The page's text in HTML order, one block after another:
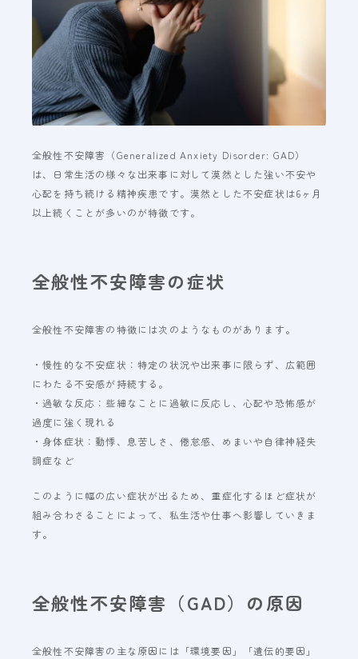
全般性不安障害（Generalized Anxiety Disorder: GAD）
は、日常生活の様々な出来事に対して漠然とした強い不安や
心配を持ち続ける精神疾患です。漠然とした不安症状は6ヶ月
以上続くことが多いのが特徴です。
全般性不安障害の症状
全般性不安障害の特徴には次のようなものがあります。
・慢性的な不安症状：特定の状況や出来事に限らず、広範囲
にわたる不安感が持続する。
・過敏な反応：些細なことに過敏に反応し、心配や恐怖感が
過度に強く現れる
・身体症状：動悸、息苦しさ、倦怠感、めまいや自律神経失
調症など
このように幅の広い症状が出るため、重症化するほど症状が
組み合わさることによって、私生活や仕事へ影響していきま
す。
全般性不安障害（GAD）の原因
全般性不安障害の主な原因には「環境要因」「遺伝的要因」